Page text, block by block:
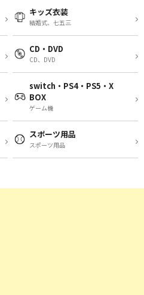
キッズ衣装
結婚式、七五三
CD・DVD
CD、DVD
switch・PS4・PS5・X
BOX
ゲーム機
スポーツ用品
スポーツ用品